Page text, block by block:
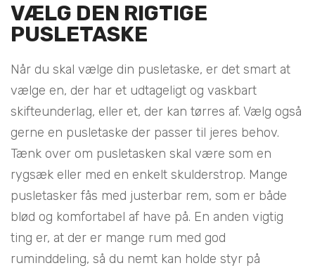
VÆLG DEN RIGTIGE
PUSLETASKE
Når du skal vælge din pusletaske, er det smart at
vælge en, der har et udtageligt og vaskbart
skifteunderlag, eller et, der kan tørres af. Vælg også
gerne en pusletaske der passer til jeres behov.
Tænk over om pusletasken skal være som en
rygsæk eller med en enkelt skulderstrop. Mange
pusletasker fås med justerbar rem, som er både
blød og komfortabel af have på. En anden vigtig
ting er, at der er mange rum med god
ruminddeling, så du nemt kan holde styr på